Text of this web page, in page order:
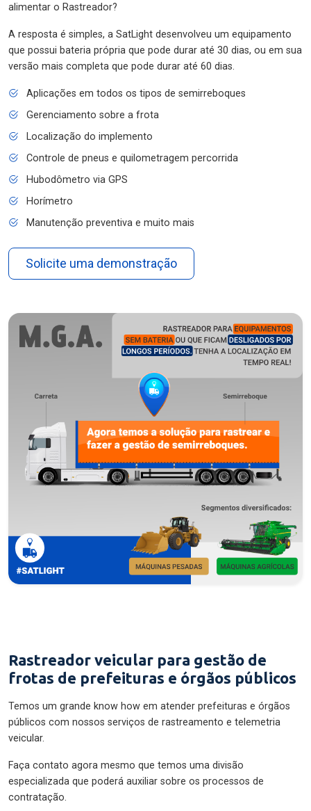
alimentar o Rastreador?
A resposta é simples, a SatLight desenvolveu um equipamento
que possui bateria própria que pode durar até 30 dias, ou em sua
versão mais completa que pode durar até 60 dias.
Aplicações em todos os tipos de semirreboques
Gerenciamento sobre a frota
Localização do implemento
Controle de pneus e quilometragem percorrida
Hubodômetro via GPS
Horímetro
Manutenção preventiva e muito mais
Solicite uma demonstração
Rastreador veicular para gestão de
frotas de prefeituras e órgãos públicos
Temos um grande know how em atender prefeituras e órgãos
públicos com nossos serviços de rastreamento e telemetria
veicular.
Faça contato agora mesmo que temos uma divisão
especializada que poderá auxiliar sobre os processos de
contratação.